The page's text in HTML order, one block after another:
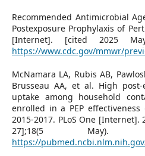
Recommended Antimicrobial
Postexposure Prophylaxis of
[Internet]. [cited 2025
https://www.cdc.gov/mmwr/
McNamara LA, Rubis AB,
Brusseau AA, et al. High post-
uptake among household
enrolled in a PEP
2015-2017. PLoS One
27];18(5 May).
https://